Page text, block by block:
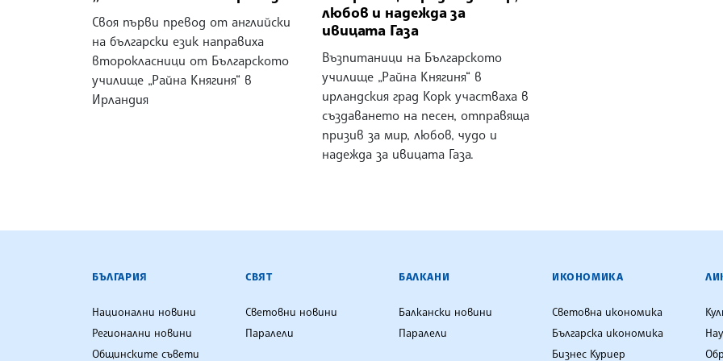
Своя първи превод от английски
на български език направиха
второкласници от Българското
училище „Райна Княгиня“ в
Ирландия
любов и надежда за
ивицата Газа
Възпитаници на Българското
училище „Райна Княгиня“ в
ирландския град Корк участваха в
създаването на песен, отправяща
призив за мир, любов, чудо и
надежда за ивицата Газа.
БЪЛГАРСКА ТЕЛЕГРАФНА АГЕНЦИЯ
БЪЛГАРИЯ
Национални новини
Регионални новини
Общинските съвети
СВЯТ
Световни новини
Паралели
БАЛКАНИ
Балкански новини
Паралели
ИКОНОМИКА
Световна икономика
Българска икономика
Бизнес Куриер